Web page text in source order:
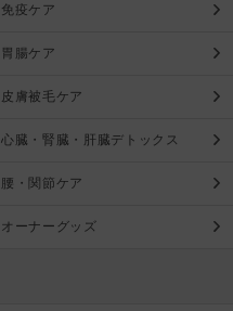
免疫ケア
胃腸ケア
皮膚被毛ケア
心臓・腎臓・肝臓デトックス
腰・関節ケア
オーナーグッズ